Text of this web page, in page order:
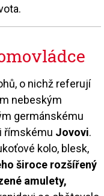
o nichž referují
nebeským
germánskému
římskému Jovovi.
kolo, blesk,
široce rozšířený
amulety,